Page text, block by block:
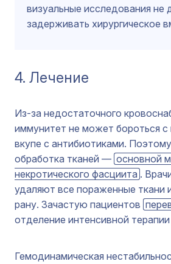
визуальные исследования не
задерживать хирургическое
4. Лечение
Из-за недостаточного
иммунитет не может бороться
вкупе с антибиотиками.
обработка тканей — основной
некротического фасциита .
удаляют все пораженные ткани
рану. Зачастую пациентов
отделение интенсивной
Гемодинамическая